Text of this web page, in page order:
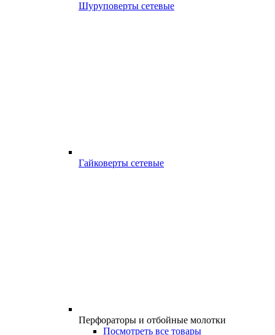
Шуруповерты сетевые
Гайковерты сетевые
Перфораторы и отбойные молотки
Посмотреть все товары